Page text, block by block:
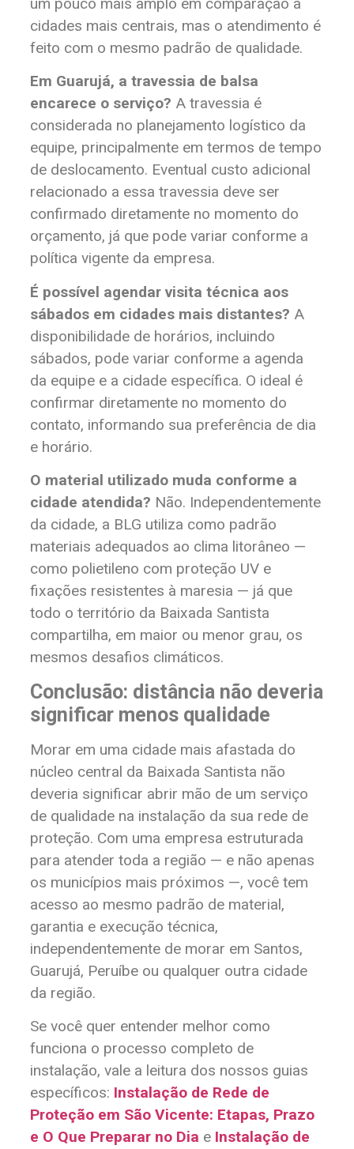
cidades mais centrais, mas o atendimento é
feito com o mesmo padrão de qualidade.
Em Guarujá, a travessia de balsa
encarece o serviço? A travessia é
considerada no planejamento logístico da
equipe, principalmente em termos de tempo
de deslocamento. Eventual custo adicional
relacionado a essa travessia deve ser
confirmado diretamente no momento do
orçamento, já que pode variar conforme a
política vigente da empresa.
É possível agendar visita técnica aos
sábados em cidades mais distantes? A
disponibilidade de horários, incluindo
sábados, pode variar conforme a agenda
da equipe e a cidade específica. O ideal é
confirmar diretamente no momento do
contato, informando sua preferência de dia
e horário.
O material utilizado muda conforme a
cidade atendida? Não. Independentemente
da cidade, a BLG utiliza como padrão
materiais adequados ao clima litorâneo —
como polietileno com proteção UV e
fixações resistentes à maresia — já que
todo o território da Baixada Santista
compartilha, em maior ou menor grau, os
mesmos desafios climáticos.
Conclusão: distância não deveria
significar menos qualidade
Morar em uma cidade mais afastada do
núcleo central da Baixada Santista não
deveria significar abrir mão de um serviço
de qualidade na instalação da sua rede de
proteção. Com uma empresa estruturada
para atender toda a região — e não apenas
os municípios mais próximos —, você tem
acesso ao mesmo padrão de material,
garantia e execução técnica,
independentemente de morar em Santos,
Guarujá, Peruíbe ou qualquer outra cidade
da região.
Se você quer entender melhor como
funciona o processo completo de
instalação, vale a leitura dos nossos guias
específicos: Instalação de Rede de
Proteção em São Vicente: Etapas, Prazo
e O Que Preparar no Dia e Instalação de